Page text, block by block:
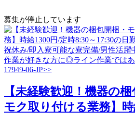
募集が停止しています
【未経験歓迎！機器の
モク取り付ける業務】時